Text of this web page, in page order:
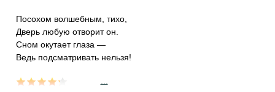
Посохом волшебным, тихо,
Дверь любую отворит он.
Сном окутает глаза —
Ведь подсматривать нельзя!